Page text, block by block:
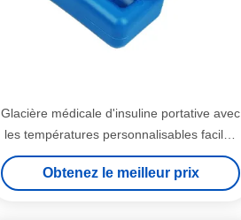
Glacière médicale d'insuline portative avec
les températures personnalisables faciles
à nettoyer
Obtenez le meilleur prix